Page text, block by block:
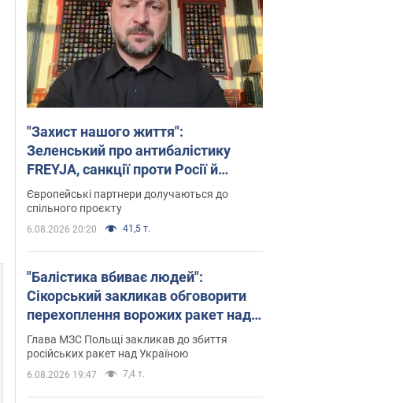
"Захист нашого життя":
Зеленський про антибалістику
FREYJA, санкції проти Росії й
підтримку аграріїв. Відео
Європейські партнери долучаються до
спільного проєкту
6.08.2026 20:20 41,5 т.
"Балістика вбиває людей":
Сікорський закликав обговорити
перехоплення ворожих ракет над
Україною
Глава МЗС Польщі закликав до збиття
російських ракет над Україною
6.08.2026 19:47 7,4 т.